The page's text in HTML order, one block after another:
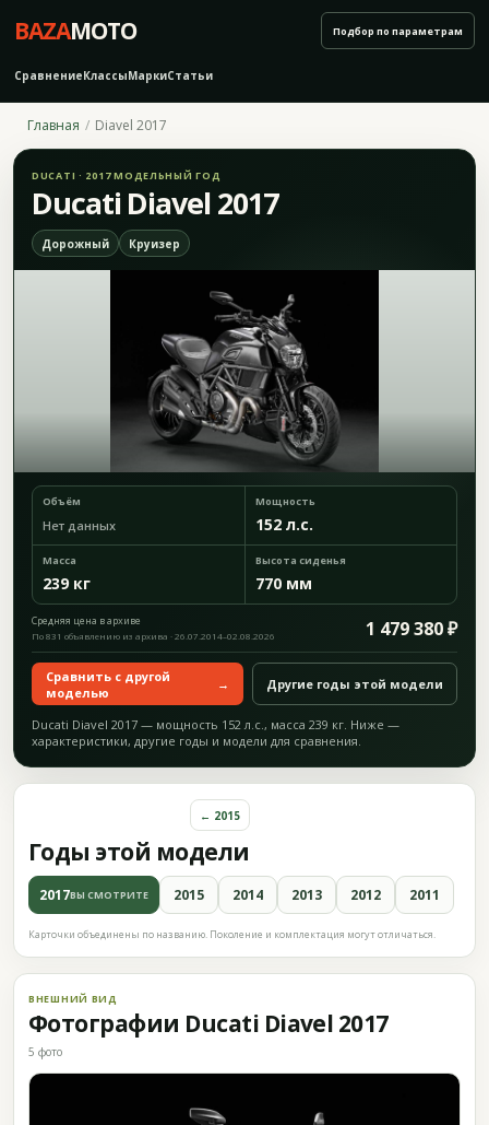
BAZAMOTO
СравнениеКлассыМаркиСтатьи
Подбор по параметрам
Главная Diavel 2017
DUCATI · 2017 МОДЕЛЬНЫЙ ГОД
Ducati Diavel 2017
Дорожный Круизер
Объём
Нет данных
Мощность
152 л.с.
Масса
239 кг
Высота сиденья
770 мм
Средняя цена в архиве 1 479 380 ₽
По 831 объявлению из архива · 26.07.2014–02.08.2026
Сравнить с другой
моделью
→ Другие годы этой модели
Ducati Diavel 2017 — мощность 152 л.с., масса 239 кг. Ниже —
характеристики, другие годы и модели для сравнения.
Годы этой модели
← 2015
2017ВЫ СМОТРИТЕ 2015 2014 2013 2012 2011
Карточки объединены по названию. Поколение и комплектация могут отличаться.
ВНЕШНИЙ ВИД
Фотографии Ducati Diavel 2017
5 фото